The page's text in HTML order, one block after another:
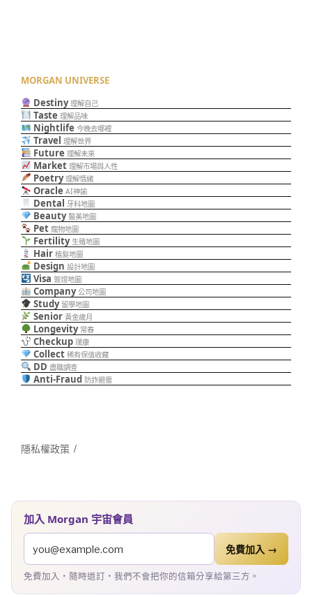
MORGAN UNIVERSE
Destiny 理解自己
Taste 理解品味
Nightlife 今晚去哪裡
Travel 理解世界
Future 理解未來
Market 理解市場與人性
Poetry 理解情緒
Oracle AI神諭
Dental 牙科地圖
Beauty 醫美地圖
Pet 寵物地圖
Fertility 生殖地圖
Hair 植髮地圖
Design 設計地圖
Visa 簽證地圖
Company 公司地圖
Study 留學地圖
Senior 黃金歲月
Longevity 常春
Checkup 璞康
Collect 稀有保值收藏
DD 盡職調查
Anti-Fraud 防詐避雷
隱私權政策
加入 Morgan 宇宙會員
免費加入 →
免費加入・隨時退訂・我們不會把你的信箱分享給第三方。